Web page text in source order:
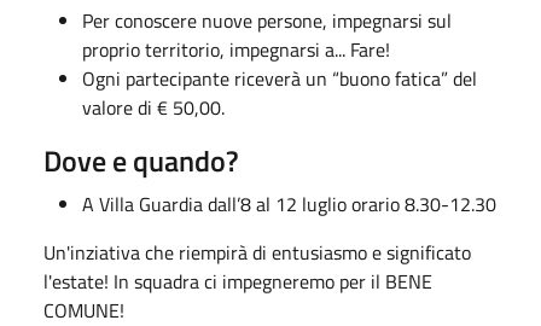
Per conoscere nuove persone, impegnarsi sul
proprio territorio, impegnarsi a... Fare!
Ogni partecipante riceverà un “buono fatica” del
valore di € 50,00.
Dove e quando?
A Villa Guardia dall’8 al 12 luglio orario 8.30-12.30
Un'inziativa che riempirà di entusiasmo e significato
l'estate! In squadra ci impegneremo per il BENE
COMUNE!